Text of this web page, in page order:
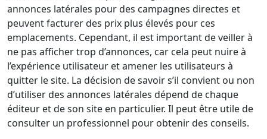
annonces latérales pour des campagnes directes et
peuvent facturer des prix plus élevés pour ces
emplacements. Cependant, il est important de veiller à
ne pas afficher trop d’annonces, car cela peut nuire à
l’expérience utilisateur et amener les utilisateurs à
quitter le site. La décision de savoir s’il convient ou non
d’utiliser des annonces latérales dépend de chaque
éditeur et de son site en particulier. Il peut être utile de
consulter un professionnel pour obtenir des conseils.